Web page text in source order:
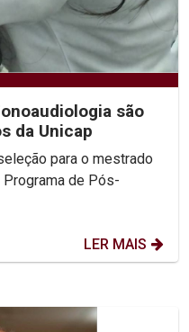
são
da Unicap
para o mestrado
de Pós-
LER MAIS